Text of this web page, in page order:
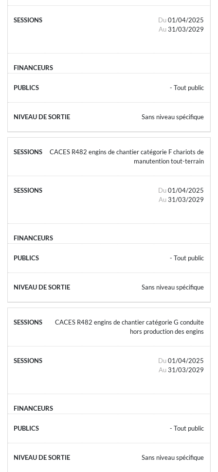
Du 01/04/2025
Au 31/03/2029
- Tout public
Sans niveau spécifique
CACES R482 engins de chantier catégorie F chariots de
manutention tout-terrain
Du 01/04/2025
Au 31/03/2029
- Tout public
Sans niveau spécifique
CACES R482 engins de chantier catégorie G conduite
hors production des engins
Du 01/04/2025
Au 31/03/2029
- Tout public
Sans niveau spécifique